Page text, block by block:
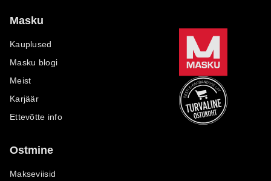
Masku
Kauplused
Masku blogi
Meist
Karjäär
Ettevõtte info
Ostmine
Makseviisid